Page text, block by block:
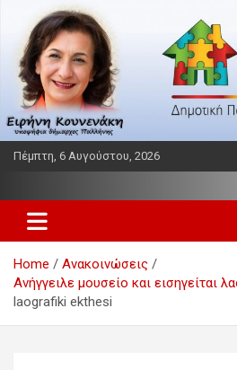
content
Πέμπτη, 6 Αυγούστου, 2026
Εμείς η πόλη μας
Home
Ανακοινώσεις
Ανήγγειλε μουσείο και εισηγείται
laografiki ekthesi